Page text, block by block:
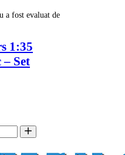
a fost evaluat de
1:35
Set